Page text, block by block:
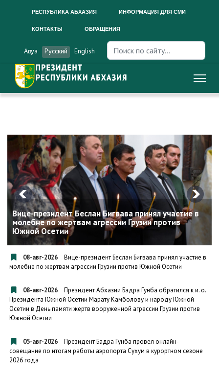
РЕСПУБЛИКА АБХАЗИЯ ИНФОРМАЦИЯ ДЛЯ СМИ
КОНТАКТЫ ОБРАЩЕНИЯ
Аԥсуа Русский English
Вице-президент Беслан Бигвава принял участие в
молебне по жертвам агрессии Грузии против
Южной Осетии
08-авг-2026
Вице-президент Беслан Бигвава принял участие в
молебне по жертвам агрессии Грузии против Южной Осетии
08-авг-2026
Президент Абхазии Бадра Гунба обратился к и. о.
Президента Южной Осетии Марату Камболову и народу Южной
Осетии в День памяти жертв вооруженной агрессии Грузии против
Южной Осетии
05-авг-2026
Президент Бадра Гунба провел онлайн-
совещание по итогам работы аэропорта Сухум в курортном сезоне
2026 года